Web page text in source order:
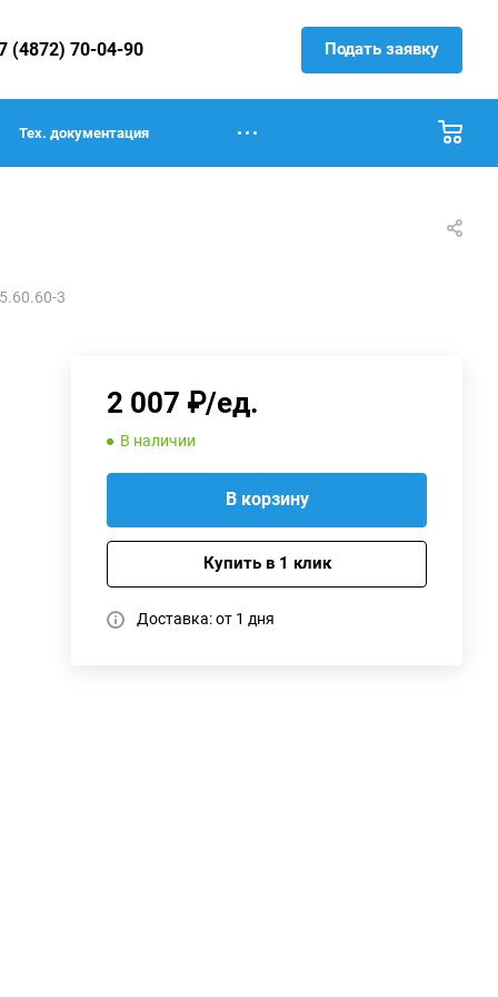
(4872) 70-04-90 Подать заявку
Тех. документация
3
2 007 ₽/ед.
В наличии
В корзину
Купить в 1 клик
Доставка: от 1 дня